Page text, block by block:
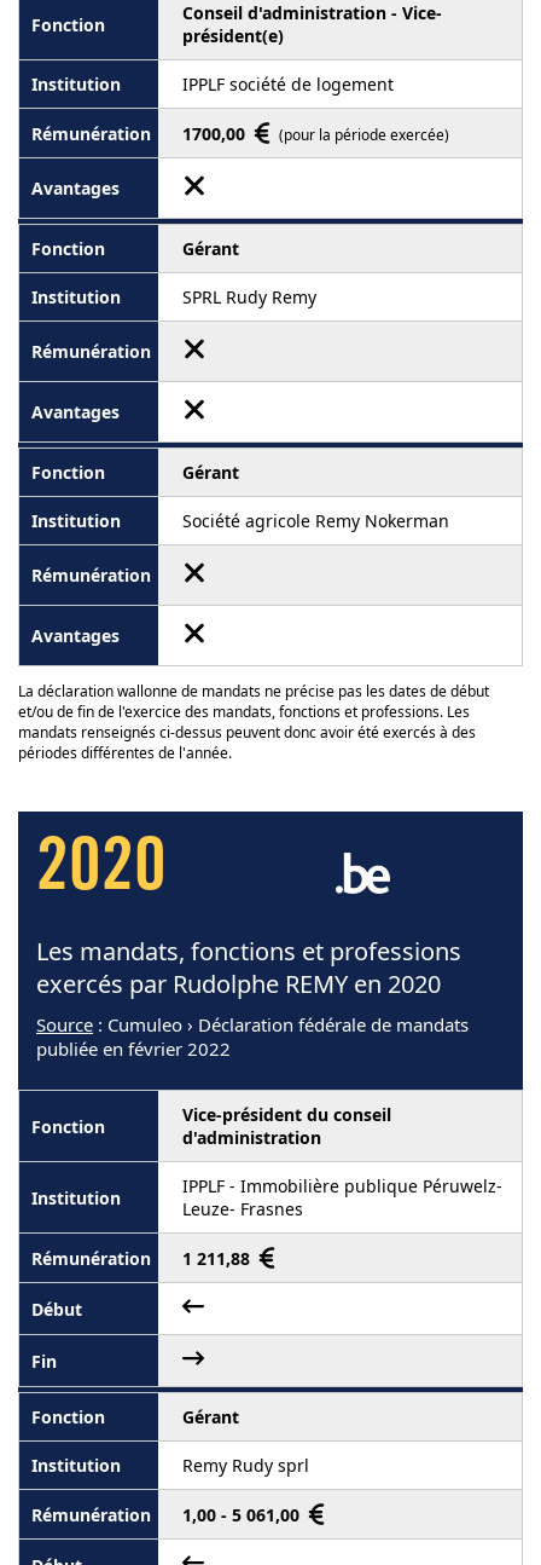
Conseil d'administration - Vice-
président(e)
IPPLF société de logement
1700,00 (pour la période exercée)
Gérant
SPRL Rudy Remy
Gérant
Société agricole Remy Nokerman
La déclaration wallonne de mandats ne précise pas les dates de début
et/ou de fin de l'exercice des mandats, fonctions et professions. Les
mandats renseignés ci-dessus peuvent donc avoir été exercés à des
périodes différentes de l'année.
2020
Les mandats, fonctions et professions
exercés par Rudolphe REMY en 2020
Source : Cumuleo › Déclaration fédérale de mandats
publiée en février 2022
Vice-président du conseil
d'administration
IPPLF - Immobilière publique Péruwelz-
Leuze- Frasnes
1 211,88
Gérant
Remy Rudy sprl
1,00 - 5 061,00